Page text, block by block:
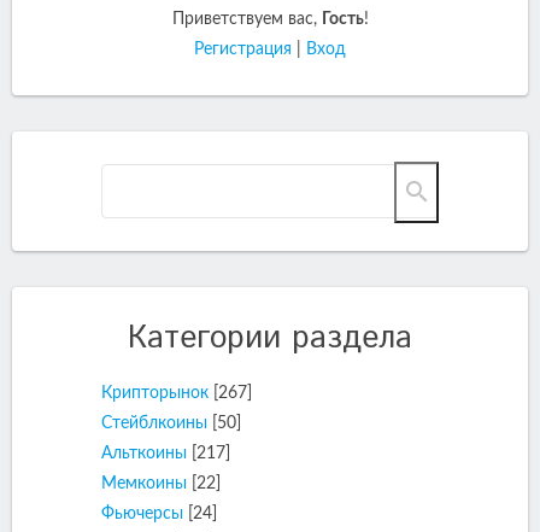
Приветствуем вас, Гость!
Регистрация
Вход
Категории раздела
Крипторынок
[267]
Стейблкоины
[50]
Альткоины
[217]
Мемкоины
[22]
Фьючерсы
[24]